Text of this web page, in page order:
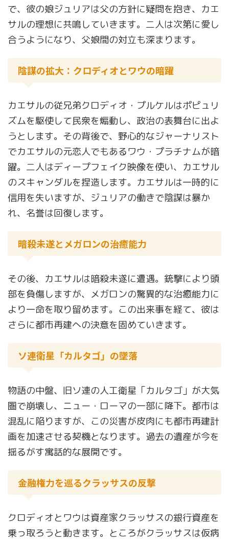
で、彼の娘ジュリアは父の方針に疑問を抱き、カエ
サルの理想に共鳴していきます。二人は次第に愛し
合うようになり、父娘間の対立も深まります。
陰謀の拡大：クロディオとワウの暗躍
カエサルの従兄弟クロディオ・プルケルはポピュリ
ズムを駆使して民衆を煽動し、政治の表舞台に出よ
うとします。その背後で、野心的なジャーナリスト
でカエサルの元恋人でもあるワウ・プラチナムが暗
躍。二人はディープフェイク映像を使い、カエサル
のスキャンダルを捏造します。カエサルは一時的に
信用を失いますが、ジュリアの働きで陰謀は暴か
れ、名誉は回復します。
暗殺未遂とメガロンの治癒能力
その後、カエサルは暗殺未遂に遭遇。銃撃により頭
部を負傷しますが、メガロンの驚異的な治癒能力に
より一命を取り留めます。この出来事を経て、彼は
さらに都市再建への決意を固めていきます。
ソ連衛星「カルタゴ」の墜落
物語の中盤、旧ソ連の人工衛星「カルタゴ」が大気
圏で崩壊し、ニュー・ローマの一部に降下。都市は
混乱に陥りますが、この災害が皮肉にも都市再建計
画を加速させる契機となります。過去の遺産が今を
揺るがす寓話的な展開です。
金融権力を巡るクラッサスの反撃
クロディオとワウは資産家クラッサスの銀行資産を
乗っ取ろうと動きます。ところがクラッサスは仮病